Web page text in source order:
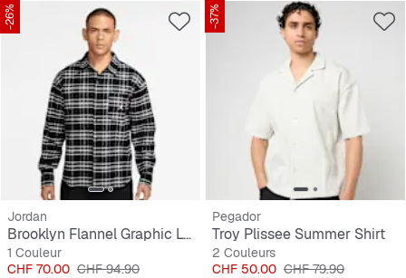
-26%
Jordan
Brooklyn Flannel Graphic Longsleeve
1 Couleur
Prix
CHF 70.00 Prix original
CHF 94.90
-37%
Pegador
Troy Plissee Summer Shirt
2 Couleurs
Prix
CHF 50.00 Prix original
CHF 79.90